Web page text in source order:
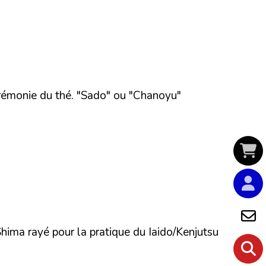
du thé. "Sado" ou "Chanoyu"
rayé pour la pratique du Iaido/Kenjutsu